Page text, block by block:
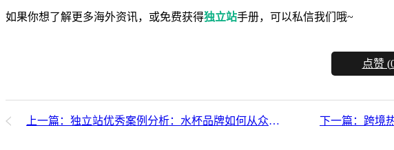
如果你想了解更多海外资讯，或免费获得独立站手册，可以私信我们哦~
点赞 (
上一篇：独立站优秀案例分析：水杯品牌如何从众多同质化产品中脱颖而出？ 下一篇：跨境热点：